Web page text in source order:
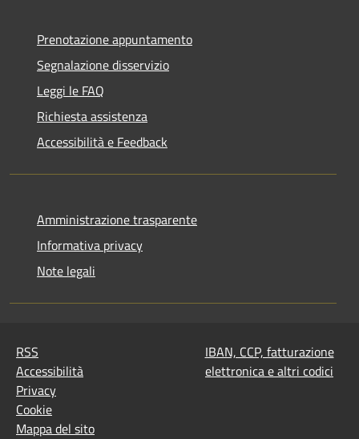
Prenotazione appuntamento
Segnalazione disservizio
Leggi le FAQ
Richiesta assistenza
Accessibilità e Feedback
Amministrazione trasparente
Informativa privacy
Note legali
RSS
Accessibilità
Privacy
Cookie
Mappa del sito
IBAN, CCP, fatturazione
elettronica e altri codici